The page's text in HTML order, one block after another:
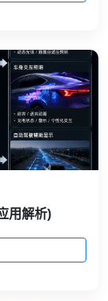
用解析)